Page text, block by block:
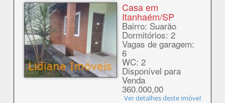
Casa em
Itanhaém/SP
Bairro: Suarão
Dormitórios: 2
Vagas de garagem:
6
WC: 2
Disponível para
Venda
360.000,00
Ver detalhes deste imóvel